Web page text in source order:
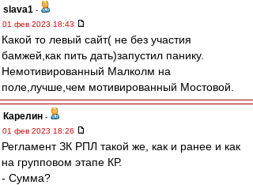
slava1 -
01 фев 2023 18:43
Какой то левый сайт( не без участия
бамжей,как пить дать)запустил панику.
Немотивированный Малколм на
поле,лучше,чем мотивированный Мостовой.
Карелин -
01 фев 2023 18:26
Регламент ЗК РПЛ такой же, как и ранее и как
на групповом этапе КР.
- Сумма?